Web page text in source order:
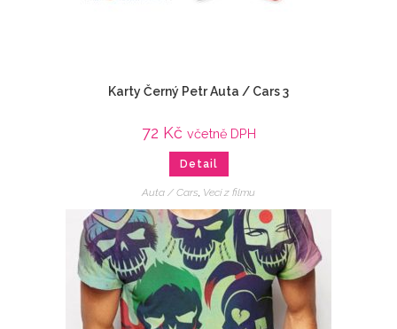
Karty Černý Petr Auta / Cars 3
72 Kč včetně DPH
Detail
Auta / Cars, Veci z filmu